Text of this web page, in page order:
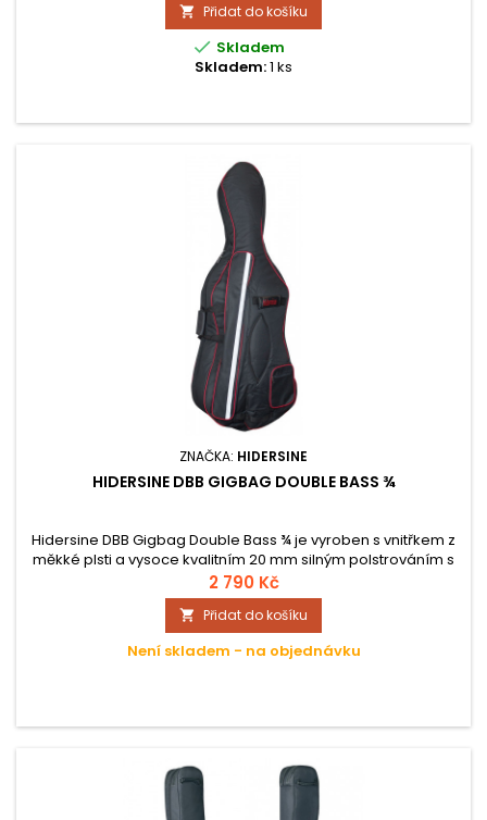
 Přidat do košíku
 Skladem
Skladem:1 ks
ZNAČKA: HIDERSINE
HIDERSINE DBB GIGBAG DOUBLE BASS ¾
Hidersine DBB Gigbag Double Bass ¾ je vyroben s vnitřkem z
měkké plsti a vysoce kvalitním 20 mm silným polstrováním s
extra polstrovanou oblastí na ochranu kobylky. Ramenní
popruhy a inteligentně umístěné rukojeti usnadňují přenášení
nástroje. Obal disponuje fixací krku na suchý zip a kapsou na
smyčec a příslušenství.
2 790 Kč
 Přidat do košíku
Není skladem - na objednávku